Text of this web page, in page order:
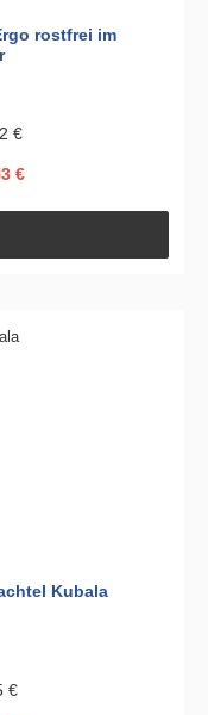
rostfrei im
€
€
Kubala
€